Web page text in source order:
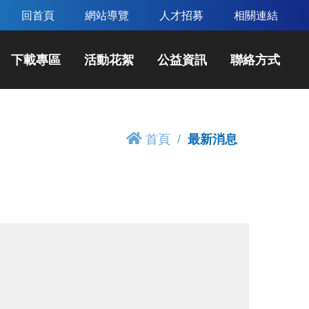
回首頁 網站導覽 人才招募 相關連結
下載專區 活動花絮 公益資訊 聯絡方式
首頁 最新消息